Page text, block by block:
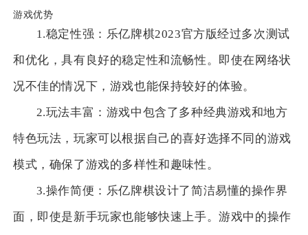
游戏优势
1.稳定性强：乐亿牌棋2023官方版经过多次测试
和优化，具有良好的稳定性和流畅性。即使在网络状
况不佳的情况下，游戏也能保持较好的体验。
2.玩法丰富：游戏中包含了多种经典游戏和地方
特色玩法，玩家可以根据自己的喜好选择不同的游戏
模式，确保了游戏的多样性和趣味性。
3.操作简便：乐亿牌棋设计了简洁易懂的操作界
面，即使是新手玩家也能够快速上手。游戏中的操作